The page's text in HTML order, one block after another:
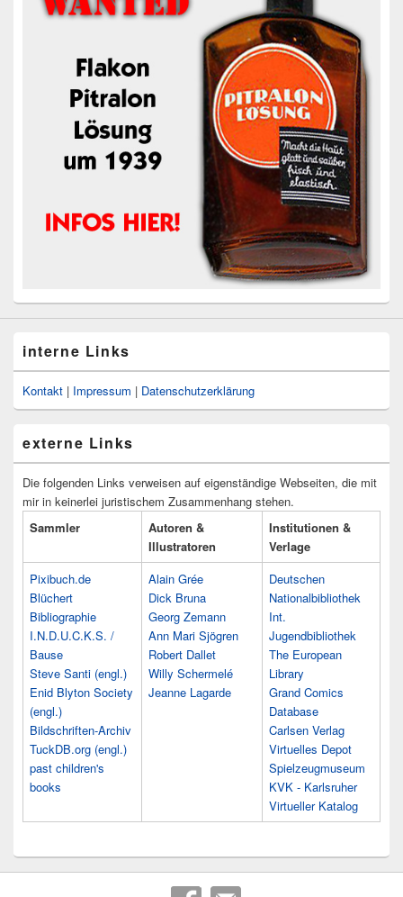
interne Links
Kontakt | Impressum | Datenschutzerklärung
externe Links
Die folgenden Links verweisen auf eigenständige Webseiten, die mit
mir in keinerlei juristischem Zusammenhang stehen.
Sammler
Autoren &
Illustratoren
Institutionen &
Verlage
Pixibuch.de
Blüchert
Bibliographie
I.N.D.U.C.K.S. /
Bause
Steve Santi (engl.)
Enid Blyton Society
(engl.)
Bildschriften-Archiv
TuckDB.org (engl.)
past children's
books
Alain Grée
Dick Bruna
Georg Zemann
Ann Mari Sjögren
Robert Dallet
Willy Schermelé
Jeanne Lagarde
Deutschen
Nationalbibliothek
Int.
Jugendbibliothek
The European
Library
Grand Comics
Database
Carlsen Verlag
Virtuelles Depot
Spielzeugmuseum
KVK - Karlsruher
Virtueller Katalog